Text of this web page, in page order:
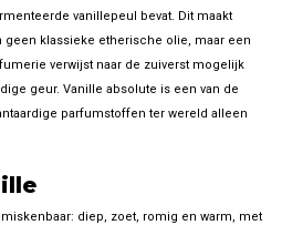
vanillepeul bevat. Dit maakt
klassieke etherische olie, maar een
verwijst naar de zuiverst mogelijk
geur. Vanille absolute is een van de
parfumstoffen ter wereld alleen
diep, zoet, romig en warm, met